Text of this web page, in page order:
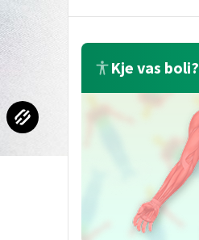
Kje vas boli?